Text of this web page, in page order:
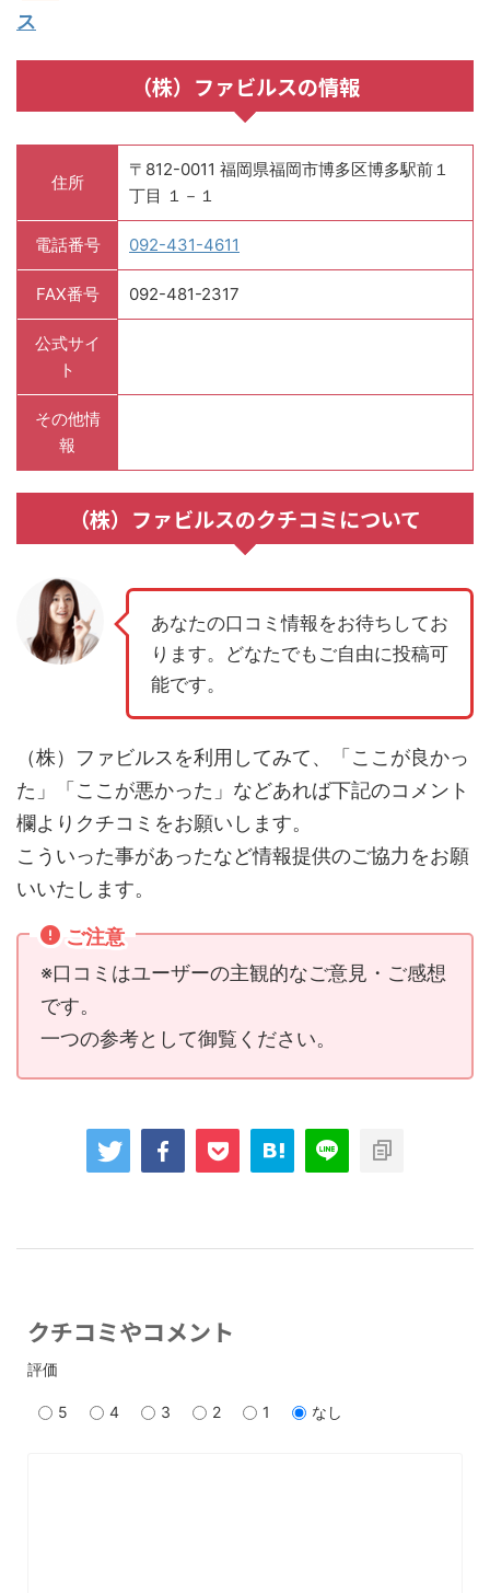
ス
（株）ファビルスの情報
住所
〒812-0011 福岡県福岡市博多区博多駅前１
丁目 １－１
電話番号 092-431-4611
FAX番号 092-481-2317
公式サイ
ト
その他情
報
（株）ファビルスのクチコミについて
あなたの口コミ情報をお待ちしてお
ります。どなたでもご自由に投稿可
能です。
（株）ファビルスを利用してみて、「ここが良かっ
た」「ここが悪かった」などあれば下記のコメント
欄よりクチコミをお願いします。
こういった事があったなど情報提供のご協力をお願
いいたします。
ご注意
※口コミはユーザーの主観的なご意見・ご感想
です。
一つの参考として御覧ください。
クチコミやコメント
評価
5 4 3 2 1 なし